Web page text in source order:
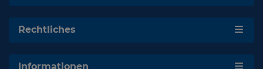
Rechtliches
Informationen